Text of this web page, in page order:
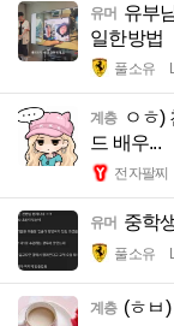
유머 유부
일한방법
풀소유
계층
ㅇㅎ)
드 배우...
전자팔찌
유머 중학
풀소유
계층 (ㅎㅂ